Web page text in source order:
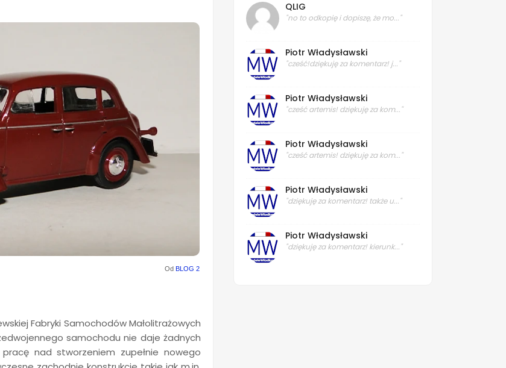
Od BLOG 2
Fabryki Samochodów Małolitrażowych
samochodu nie daje żadnych
nad stworzeniem zupełnie nowego
QLIG
"no to odkopię i dopiszę, że mo..."
Piotr Władysławski
"cześć!dziękuję za komentarz! j..."
Piotr Władysławski
"cześć artemis! dziękuję za kom..."
Piotr Władysławski
"cześć artemis! dziękuję za kom..."
Piotr Władysławski
"dziękuję za komentarz! także u..."
Piotr Władysławski
"dziękuję za komentarz! kierunk..."